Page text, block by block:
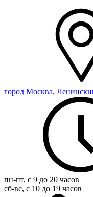
город Москва,
пн-пт, с 9 до 20 часов
сб-вс, с 10 до 19 часов